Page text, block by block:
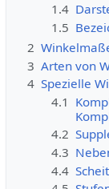
1.4
1.5
2
3 Arten von
4 Spezielle
4.1
4.2
4.3
4.4